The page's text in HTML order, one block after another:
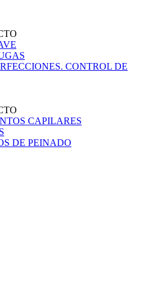
CONTROL DE
CAPILARES
DE PEINADO